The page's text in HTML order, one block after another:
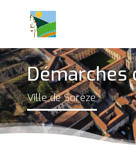
Démarches
Ville de Sorèze